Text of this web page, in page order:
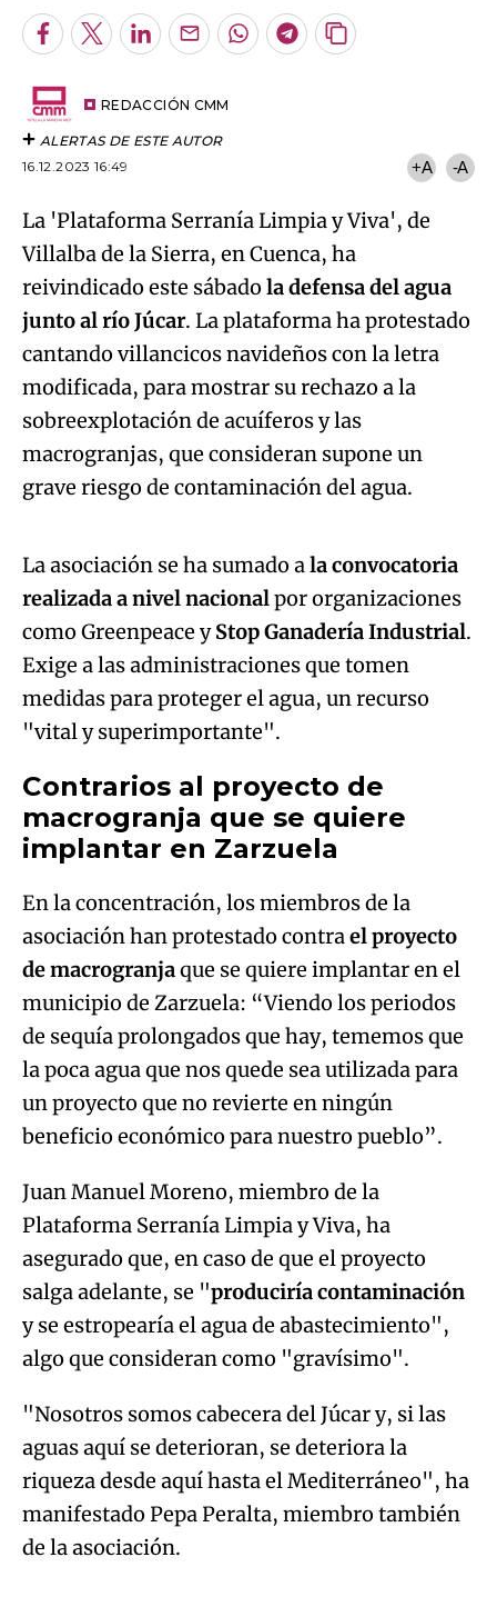
Facebook
TwitterLinkedInEnviarWhatsapp
Telegram
Copiar
REDACCIÓN CMM
ALERTAS DE ESTE AUTOR
16.12.2023 16:49
+A -A
La 'Plataforma Serranía Limpia y Viva', de
Villalba de la Sierra, en Cuenca, ha
reivindicado este sábado la defensa del agua
junto al río Júcar. La plataforma ha protestado
cantando villancicos navideños con la letra
modificada, para mostrar su rechazo a la
sobreexplotación de acuíferos y las
macrogranjas, que consideran supone un
grave riesgo de contaminación del agua.
Algo salió mal.
An error occurred, please try again later.
Try again
La asociación se ha sumado ala convocatoria
realizada a nivel nacionalpor organizaciones
como Greenpeace yStop Ganadería Industrial.
Exige a las administraciones que tomen
medidas para proteger el agua, un recurso
"vital y superimportante".
Contrarios al proyecto de
macrogranja que se quiere
implantar en Zarzuela
En la concentración, los miembros de la
asociación han protestado contrael proyecto
de macrogranjaque se quiere implantar en el
municipio de Zarzuela: “Viendo los periodos
de sequía prolongados que hay, tememos que
la poca agua que nos quede sea utilizada para
un proyecto que no revierte en ningún
beneficio económico para nuestro pueblo”.
Juan Manuel Moreno, miembro de la
Plataforma Serranía Limpia y Viva, ha
asegurado que, en caso de que el proyecto
salga adelante, se "produciría contaminación
y se estropearía el agua de abastecimiento",
algo que consideran como "gravísimo".
"Nosotros somos cabecera del Júcar y, si las
aguas aquí se deterioran, se deteriora la
riqueza desde aquí hasta el Mediterráneo", ha
manifestado Pepa Peralta, miembro también
de la asociación.